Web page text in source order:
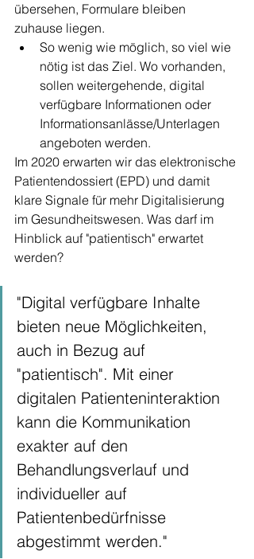
übersehen, Formulare bleiben
zuhause liegen.
So wenig wie möglich, so viel wie
nötig ist das Ziel. Wo vorhanden,
sollen weitergehende, digital
verfügbare Informationen oder
Informationsanlässe/Unterlagen
angeboten werden.
Im 2020 erwarten wir das elektronische
Patientendossiert (EPD) und damit
klare Signale für mehr Digitalisierung
im Gesundheitswesen. Was darf im
Hinblick auf "patientisch" erwartet
werden?
"Digital verfügbare Inhalte
bieten neue Möglichkeiten,
auch in Bezug auf
"patientisch". Mit einer
digitalen Patienteninteraktion
kann die Kommunikation
exakter auf den
Behandlungsverlauf und
individueller auf
Patientenbedürfnisse
abgestimmt werden."